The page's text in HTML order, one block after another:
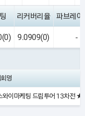
리커버리율 파브레이
9.0909(0) -
명
이마케팅 드림투어 13차전 ★